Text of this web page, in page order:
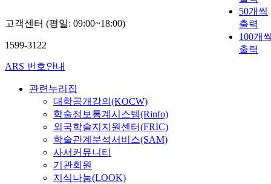
50개씩
출력
100개
출력
고객센터 (평일: 09:00~18:00)
1599-3122
ARS 번호안내
관련누리집
대학공개강의(KOCW)
학술정보통계시스템(Rinfo)
외국학술지지원센터(FRIC)
학술관계분석서비스(SAM)
사서커뮤니티
기관회원
지식나눔(LOOK)